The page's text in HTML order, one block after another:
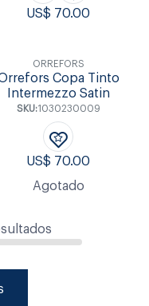
US$ 70.00
ORREFORS
Copa Tinto
Intermezzo Satin
SKU:1030230009
US$ 70.00
Agotado